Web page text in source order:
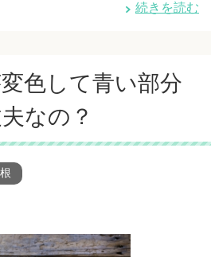
続きを読む
色して青い部分
なの？